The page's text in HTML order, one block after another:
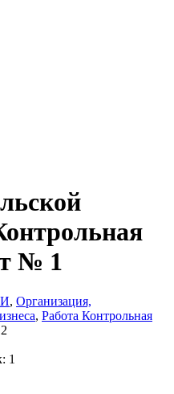
№ 1
, Организация,
, Работа Контрольная
1